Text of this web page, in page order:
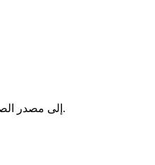
مرئي: توقف مؤقتًا على إطار، وانقر فوق الكائن (على سبيل المثال، مغني، كلب، دراجة نارية) لتوجيه SAM Audio إلى مصدر الصوت الصحيح.